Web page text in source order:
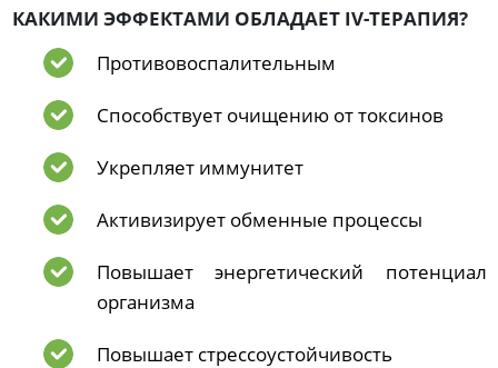
КАКИМИ ЭФФЕКТАМИ ОБЛАДАЕТ IV-ТЕРАПИЯ?
Противовоспалительным
Способствует очищению от токсинов
Укрепляет иммунитет
Активизирует обменные процессы
Повышает энергетический потенциал
организма
Повышает стрессоустойчивость